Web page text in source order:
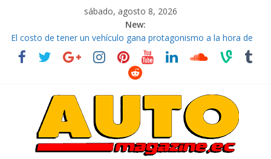
sábado, agosto 8, 2026
New:
El costo de tener un vehículo gana protagonismo a la hora de
decidir
Ultima película ‘Spider‑Man: Brand New Day’ pone en escena a
La Vuelta al Ecuador 2026, edición 47ª, recorre 7 provincias en 8
La FEDAK recibe 12 Sinotruk Bolden para cubrir las rutas de La